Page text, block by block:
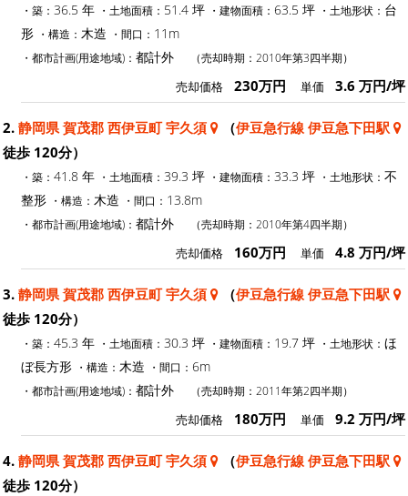
・築： 36.5 年 ・土地面積： 51.4 坪 ・建物面積： 63.5 坪 ・土地形状： 台
形 ・構造： 木造 ・間口： 11m
・都市計画(用途地域)： 都計外 （売却時期：2010年第3四半期）
売却価格 230万円 単価 3.6 万円/坪
2. 静岡県 賀茂郡 西伊豆町 宇久須 （伊豆急行線 伊豆急下田駅
徒歩 120分）
・築： 41.8 年 ・土地面積： 39.3 坪 ・建物面積： 33.3 坪 ・土地形状： 不
整形 ・構造： 木造 ・間口： 13.8m
・都市計画(用途地域)： 都計外 （売却時期：2010年第4四半期）
売却価格 160万円 単価 4.8 万円/坪
3. 静岡県 賀茂郡 西伊豆町 宇久須 （伊豆急行線 伊豆急下田駅
徒歩 120分）
・築： 45.3 年 ・土地面積： 30.3 坪 ・建物面積： 19.7 坪 ・土地形状： ほ
ぼ長方形 ・構造： 木造 ・間口： 6m
・都市計画(用途地域)： 都計外 （売却時期：2011年第2四半期）
売却価格 180万円 単価 9.2 万円/坪
4. 静岡県 賀茂郡 西伊豆町 宇久須 （伊豆急行線 伊豆急下田駅
徒歩 120分）